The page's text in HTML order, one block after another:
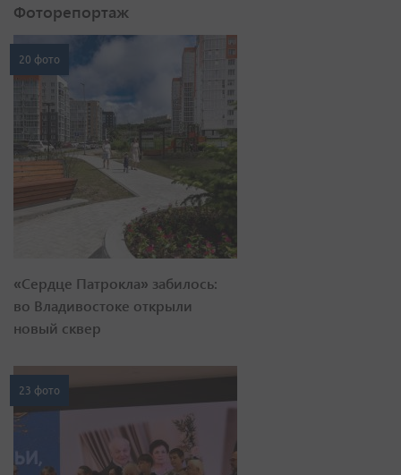
Фоторепортаж
20 фото
«Сердце Патрокла» забилось:
во Владивостоке открыли
новый сквер
23 фото